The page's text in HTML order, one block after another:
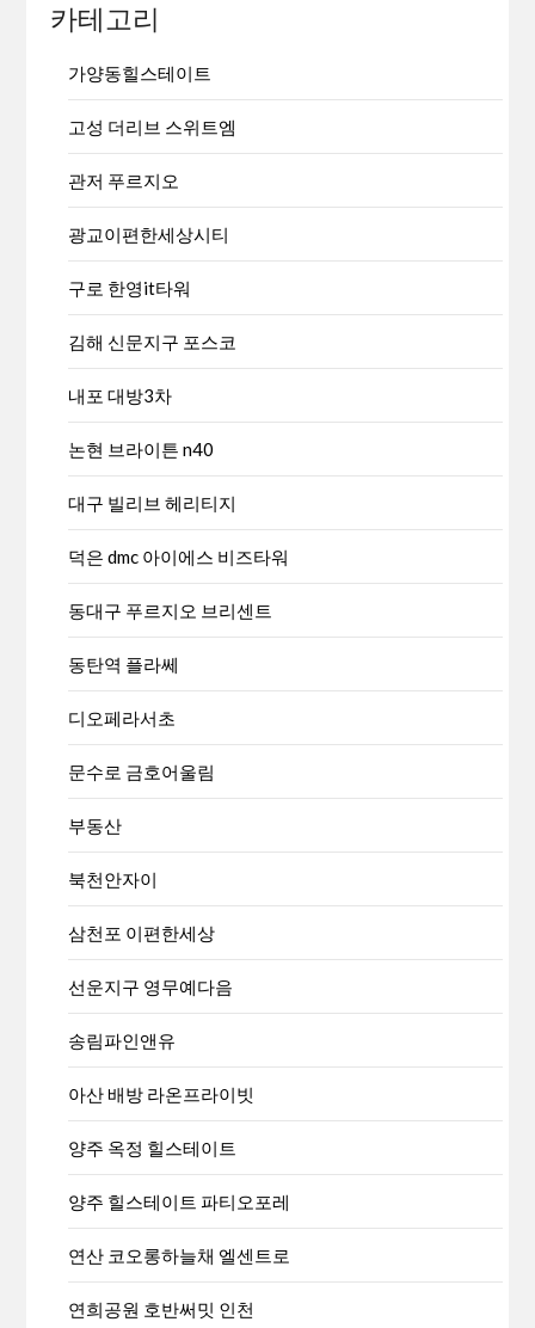
카테고리
가양동힐스테이트
고성 더리브 스위트엠
관저 푸르지오
광교이편한세상시티
구로 한영it타워
김해 신문지구 포스코
내포 대방3차
논현 브라이튼 n40
대구 빌리브 헤리티지
덕은 dmc 아이에스 비즈타워
동대구 푸르지오 브리센트
동탄역 플라쎄
디오페라서초
문수로 금호어울림
부동산
북천안자이
삼천포 이편한세상
선운지구 영무예다음
송림파인앤유
아산 배방 라온프라이빗
양주 옥정 힐스테이트
양주 힐스테이트 파티오포레
연산 코오롱하늘채 엘센트로
연희공원 호반써밋 인천